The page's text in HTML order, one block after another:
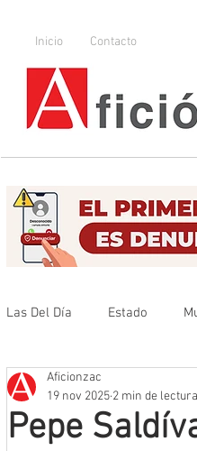
Inicio Contacto
Las Del Día Estado
Que no se olvide
Pepe
Aficionzac
19 nov 2025 2 min de lectura